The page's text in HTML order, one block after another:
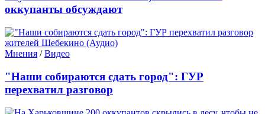
оккупанты обсуждают
Мнения /Видео
"Наши собираются сдать город": ГУР
перехватил разговор